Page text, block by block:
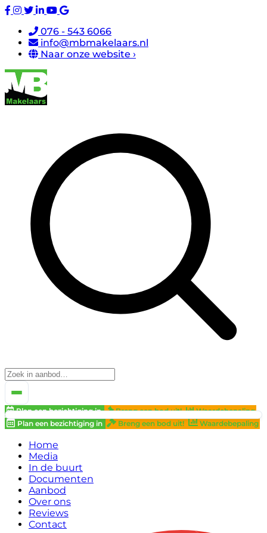
076 - 543 6066
info@mbmakelaars.nl
Naar onze website ›
Plan een bezichtiging in Breng een bod uit!
Waardebepaling
Plan een bezichtiging in
Breng een bod uit! Waardebepaling
Home
Media
In de buurt
Documenten
Aanbod
Over ons
Reviews
Contact